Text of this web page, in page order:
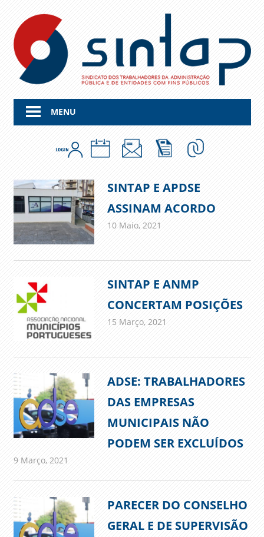
content
MENU
SINTAP E APDSE
ASSINAM ACORDO
10 Maio, 2021
SINTAP E ANMP
CONCERTAM POSIÇÕES
15 Março, 2021
ADSE: TRABALHADORES
DAS EMPRESAS
MUNICIPAIS NÃO
PODEM SER EXCLUÍDOS
9 Março, 2021
PARECER DO CONSELHO
GERAL E DE SUPERVISÃO